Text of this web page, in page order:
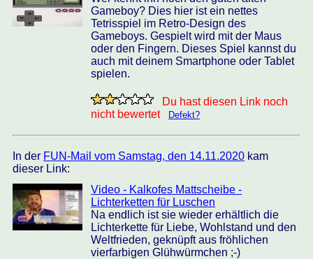
Gameboy? Dies hier ist ein nettes
Tetrisspiel im Retro-Design des
Gameboys. Gespielt wird mit der Maus
oder den Fingern. Dieses Spiel kannst du
auch mit deinem Smartphone oder Tablet
spielen.
Du hast diesen Link noch
nicht bewertet
Defekt?
In der FUN-Mail vom Samstag, den 14.11.2020 kam
dieser Link:
Video - Kalkofes Mattscheibe -
Lichterketten für Luschen
Na endlich ist sie wieder erhältlich die
Lichterkette für Liebe, Wohlstand und den
Weltfrieden, geknüpft aus fröhlichen
vierfarbigen Glühwürmchen ;-)